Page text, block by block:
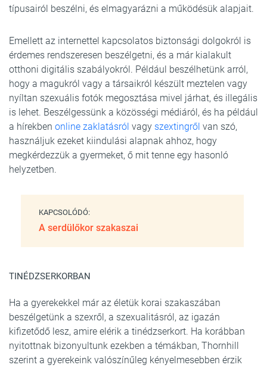
típusairól beszélni, és elmagyarázni a működésük alapjait.
Emellett az internettel kapcsolatos biztonsági dolgokról is
érdemes rendszeresen beszélgetni, és a már kialakult
otthoni digitális szabályokról. Például beszélhetünk arról,
hogy a magukról vagy a társaikról készült meztelen vagy
nyíltan szexuális fotók megosztása mivel járhat, és illegális
is lehet. Beszélgessünk a közösségi médiáról, és ha például
a hírekben online zaklatásról vagy szextingről van szó,
használjuk ezeket kiindulási alapnak ahhoz, hogy
megkérdezzük a gyermeket, ő mit tenne egy hasonló
helyzetben.
KAPCSOLÓDÓ:
A serdülőkor szakaszai
TINÉDZSERKORBAN
Ha a gyerekekkel már az életük korai szakaszában
beszélgetünk a szexről, a szexualitásról, az igazán
kifizetődő lesz, amire elérik a tinédzserkort. Ha korábban
nyitottnak bizonyultunk ezekben a témákban, Thornhill
szerint a gyerekeink valószínűleg kényelmesebben érzik